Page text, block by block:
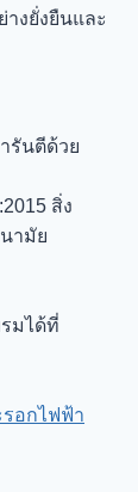
งยั่งยืนและ
รันตีด้วย
สิ่ง
ามัย
มได้ที่
รอกไฟฟ้า